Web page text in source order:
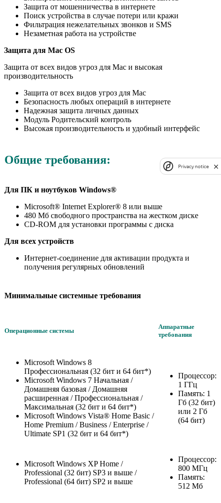
Защита от мошенничества в интернете
Поиск устройства в случае потери или кражи
Фильтрация нежелательных звонков и SMS
Незаметная работа на устройстве
Защита для Mac OS
Защита от всех видов угроз для Mac и высокая
производительность
Защита от всех видов угроз для Мас
Безопасность любых операций в интернете
Надежная защита личных данных
Модуль Родительский контроль
Высокая производительность и удобный интерфейс
Общие требования:
Для ПК и ноутбуков Windows®
Microsoft® Internet Explorer® 8 или выше
480 Мб свободного пространства на жестком диске
CD-ROM для установки программы с диска
Для всех устройств
Интернет-соединение для активации продукта и
получения регулярных обновлений
Минимальные системные требования
Операционные системы
Аппаратные
требования
Microsoft Windows 8
Профессиональная (32 бит и 64 бит*)
Microsoft Windows 7 Начальная /
Домашняя базовая / Домашняя
расширенная / Профессиональная /
Максимальная (32 бит и 64 бит*)
Microsoft Windows Vista® Home Basic /
Home Premium / Business / Enterprise /
Ultimate SP1 (32 бит и 64 бит*)
Процессор:
1 ГГц
Память: 1
Гб (32 бит)
или 2 Гб
(64 бит)
Microsoft Windows XP Home /
Professional (32 бит) SP3 и выше /
Professional (64 бит) SP2 и выше
Процессор:
800 MГц
Память:
512 Mб
Privacy notice